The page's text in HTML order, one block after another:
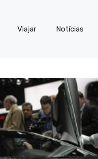
Viajar Notícias